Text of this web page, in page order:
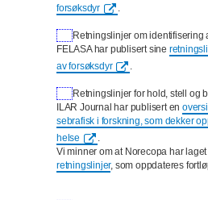
forsøksdyr
.
Retningslinjer om identifisering
FELASA har publisert sine
av forsøksdyr
.
Retningslinjer for hold, stell og
ILAR Journal har publisert en
sebrafisk i forskning, som dekker
helse
.
Vi minner om at Norecopa har
retningslinjer, som oppdateres